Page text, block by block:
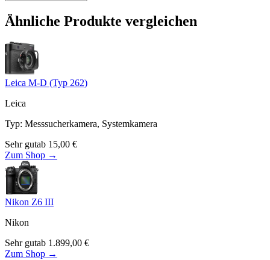
Ähnliche Produkte vergleichen
Leica M-D (Typ 262)
Leica
Typ: Messsucherkamera, Systemkamera
Sehr gutab 15,00 €
Zum Shop →
Nikon Z6 III
Nikon
Sehr gutab 1.899,00 €
Zum Shop →